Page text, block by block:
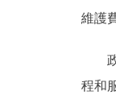
維護
政
程和